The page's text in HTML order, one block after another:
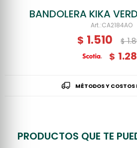
BANDOLERA KIKA
CA2184AO
$ 1.510 $
$
MÉTODOS Y COSTOS
PRODUCTOS QUE TE